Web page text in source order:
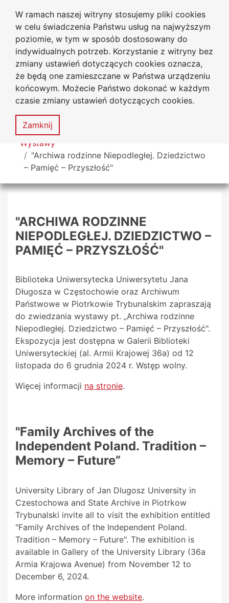
W ramach naszej witryny stosujemy pliki cookies
w celu świadczenia Państwu usług na najwyższym
poziomie, w tym w sposób dostosowany do
indywidualnych potrzeb. Korzystanie z witryny bez
zmiany ustawień dotyczących cookies oznacza,
że będą one zamieszczane w Państwa urządzeniu
końcowym. Możecie Państwo dokonać w każdym
czasie zmiany ustawień dotyczących cookies.
Zamknij
Przejdź do głównego menu
Przejdź do treści
Przejdź do wyszukiwarki
Przejdź do mapy serwisu
Biblioteka Uniwersytecka
Uniwersytetu Jana Długosza
w Częstochowie
Deklaracja
dostępności
Mapa
serwisu
MENU
Tutaj jesteś
Wystawy
"Archiwa rodzinne Niepodległej. Dziedzictwo
– Pamięć – Przyszłość"
"ARCHIWA RODZINNE
NIEPODLEGŁEJ. DZIEDZICTWO –
PAMIĘĆ – PRZYSZŁOŚĆ"
Biblioteka Uniwersytecka Uniwersytetu Jana
Długosza w Częstochowie oraz Archiwum
Państwowe w Piotrkowie Trybunalskim zapraszają
do zwiedzania wystawy pt. „Archiwa rodzinne
Niepodległej. Dziedzictwo – Pamięć – Przyszłość".
Ekspozycja jest dostępna w Galerii Biblioteki
Uniwersyteckiej (al. Armii Krajowej 36a) od 12
listopada do 6 grudnia 2024 r. Wstęp wolny.
Więcej informacji na stronie.
"Family Archives of the
Independent Poland. Tradition –
Memory – Future”
University Library of Jan Dlugosz University in
Czestochowa and State Archive in Piotrkow
Trybunalski invite all to visit the exhibition entitled
"Family Archives of the Independent Poland.
Tradition – Memory – Future". The exhibition is
available in Gallery of the University Library (36a
Armia Krajowa Avenue) from November 12 to
December 6, 2024.
More information on the website.